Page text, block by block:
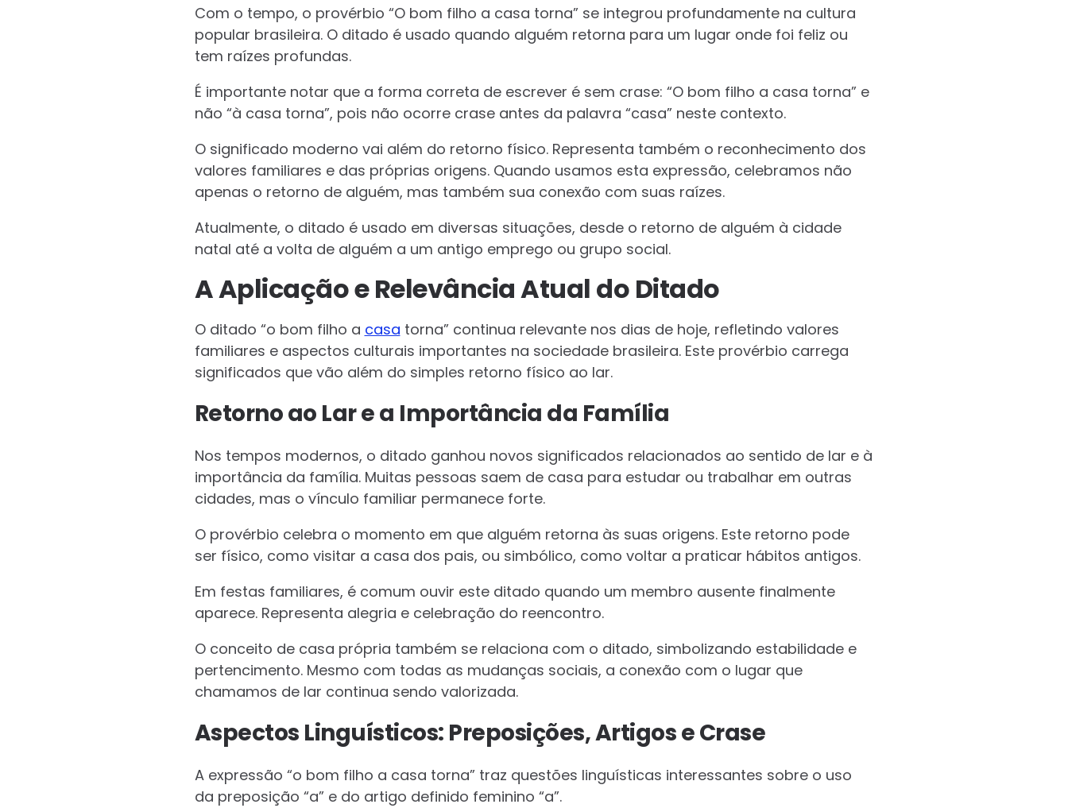
Com o tempo, o provérbio “O bom filho a casa torna” se integrou profundamente na cultura
popular brasileira. O ditado é usado quando alguém retorna para um lugar onde foi feliz ou
tem raízes profundas.
É importante notar que a forma correta de escrever é sem crase: “O bom filho a casa torna” e
não “à casa torna”, pois não ocorre crase antes da palavra “casa” neste contexto.
O significado moderno vai além do retorno físico. Representa também o reconhecimento dos
valores familiares e das próprias origens. Quando usamos esta expressão, celebramos não
apenas o retorno de alguém, mas também sua conexão com suas raízes.
Atualmente, o ditado é usado em diversas situações, desde o retorno de alguém à cidade
natal até a volta de alguém a um antigo emprego ou grupo social.
A Aplicação e Relevância Atual do Ditado
O ditado “o bom filho a casa torna” continua relevante nos dias de hoje, refletindo valores
familiares e aspectos culturais importantes na sociedade brasileira. Este provérbio carrega
significados que vão além do simples retorno físico ao lar.
Retorno ao Lar e a Importância da Família
Nos tempos modernos, o ditado ganhou novos significados relacionados ao sentido de lar e à
importância da família. Muitas pessoas saem de casa para estudar ou trabalhar em outras
cidades, mas o vínculo familiar permanece forte.
O provérbio celebra o momento em que alguém retorna às suas origens. Este retorno pode
ser físico, como visitar a casa dos pais, ou simbólico, como voltar a praticar hábitos antigos.
Em festas familiares, é comum ouvir este ditado quando um membro ausente finalmente
aparece. Representa alegria e celebração do reencontro.
O conceito de casa própria também se relaciona com o ditado, simbolizando estabilidade e
pertencimento. Mesmo com todas as mudanças sociais, a conexão com o lugar que
chamamos de lar continua sendo valorizada.
Aspectos Linguísticos: Preposições, Artigos e Crase
A expressão “o bom filho a casa torna” traz questões linguísticas interessantes sobre o uso
da preposição “a” e do artigo definido feminino “a”.